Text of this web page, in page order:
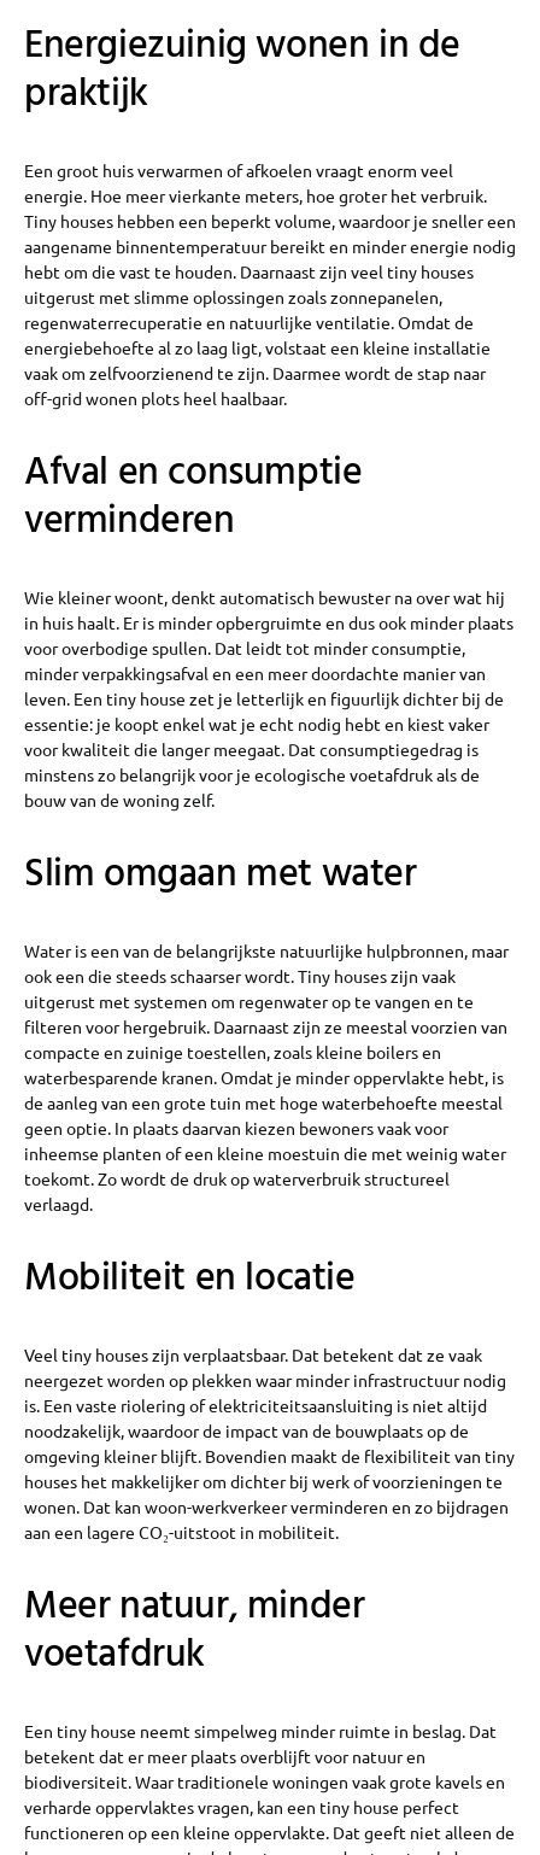
Energiezuinig wonen in de
praktijk
Een groot huis verwarmen of afkoelen vraagt enorm veel
energie. Hoe meer vierkante meters, hoe groter het verbruik.
Tiny houses hebben een beperkt volume, waardoor je sneller een
aangename binnentemperatuur bereikt en minder energie nodig
hebt om die vast te houden. Daarnaast zijn veel tiny houses
uitgerust met slimme oplossingen zoals zonnepanelen,
regenwaterrecuperatie en natuurlijke ventilatie. Omdat de
energiebehoefte al zo laag ligt, volstaat een kleine installatie
vaak om zelfvoorzienend te zijn. Daarmee wordt de stap naar
off-grid wonen plots heel haalbaar.
Afval en consumptie
verminderen
Wie kleiner woont, denkt automatisch bewuster na over wat hij
in huis haalt. Er is minder opbergruimte en dus ook minder plaats
voor overbodige spullen. Dat leidt tot minder consumptie,
minder verpakkingsafval en een meer doordachte manier van
leven. Een tiny house zet je letterlijk en figuurlijk dichter bij de
essentie: je koopt enkel wat je echt nodig hebt en kiest vaker
voor kwaliteit die langer meegaat. Dat consumptiegedrag is
minstens zo belangrijk voor je ecologische voetafdruk als de
bouw van de woning zelf.
Slim omgaan met water
Water is een van de belangrijkste natuurlijke hulpbronnen, maar
ook een die steeds schaarser wordt. Tiny houses zijn vaak
uitgerust met systemen om regenwater op te vangen en te
filteren voor hergebruik. Daarnaast zijn ze meestal voorzien van
compacte en zuinige toestellen, zoals kleine boilers en
waterbesparende kranen. Omdat je minder oppervlakte hebt, is
de aanleg van een grote tuin met hoge waterbehoefte meestal
geen optie. In plaats daarvan kiezen bewoners vaak voor
inheemse planten of een kleine moestuin die met weinig water
toekomt. Zo wordt de druk op waterverbruik structureel
verlaagd.
Mobiliteit en locatie
Veel tiny houses zijn verplaatsbaar. Dat betekent dat ze vaak
neergezet worden op plekken waar minder infrastructuur nodig
is. Een vaste riolering of elektriciteitsaansluiting is niet altijd
noodzakelijk, waardoor de impact van de bouwplaats op de
omgeving kleiner blijft. Bovendien maakt de flexibiliteit van tiny
houses het makkelijker om dichter bij werk of voorzieningen te
wonen. Dat kan woon-werkverkeer verminderen en zo bijdragen
aan een lagere CO₂-uitstoot in mobiliteit.
Meer natuur, minder
voetafdruk
Een tiny house neemt simpelweg minder ruimte in beslag. Dat
betekent dat er meer plaats overblijft voor natuur en
biodiversiteit. Waar traditionele woningen vaak grote kavels en
verharde oppervlaktes vragen, kan een tiny house perfect
functioneren op een kleine oppervlakte. Dat geeft niet alleen de